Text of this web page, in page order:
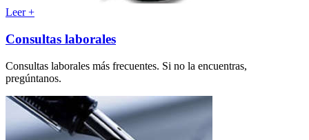
Leer +
Consultas laborales
Consultas laborales más frecuentes. Si no la encuentras,
pregúntanos.